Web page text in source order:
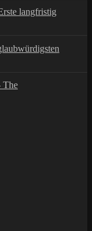
langfristig
The